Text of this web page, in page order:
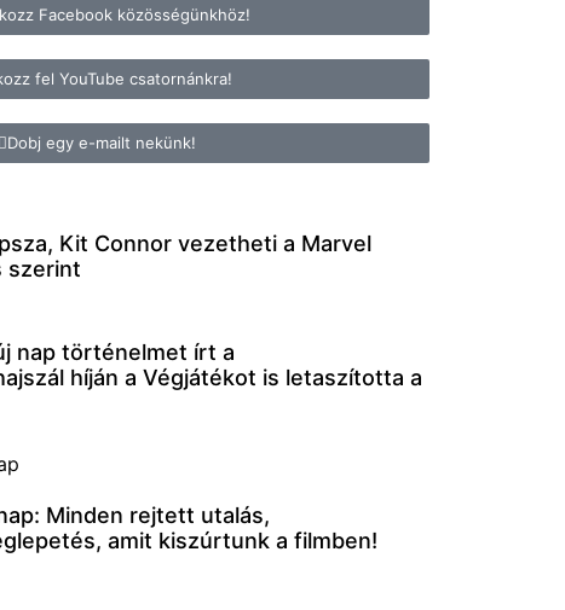
Facebook közösségünkhöz!
fel YouTube csatornánkra!
Dobj egy e-mailt nekünk!
Kit Connor vezetheti a Marvel
szerint
nap történelmet írt a
híján a Végjátékot is letaszította a
Minden rejtett utalás,
amit kiszúrtunk a filmben!